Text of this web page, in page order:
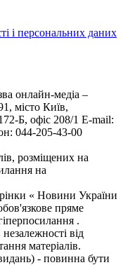
і персональних даних
онлайн-медіа –
місто Київ,
Б, офіс 208/1 E-mail:
044-205-43-00
розміщених на
на
« Новини України
пряме
.
від
матеріалів.
- повинна бути